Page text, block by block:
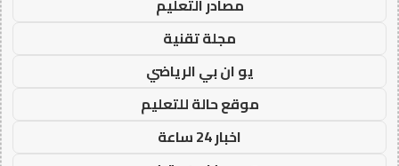
مجلة تقنية
يو ان بي الرياضي
موقع حالة للتعليم
اخبار 24 ساعة